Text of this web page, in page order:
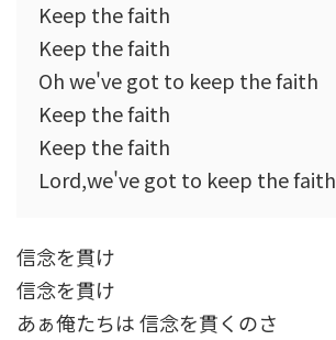
Keep the faith
Keep the faith
Oh we've got to keep the faith
Keep the faith
Keep the faith
Lord,we've got to keep the faith
信念を貫け
信念を貫け
あぁ俺たちは 信念を貫くのさ